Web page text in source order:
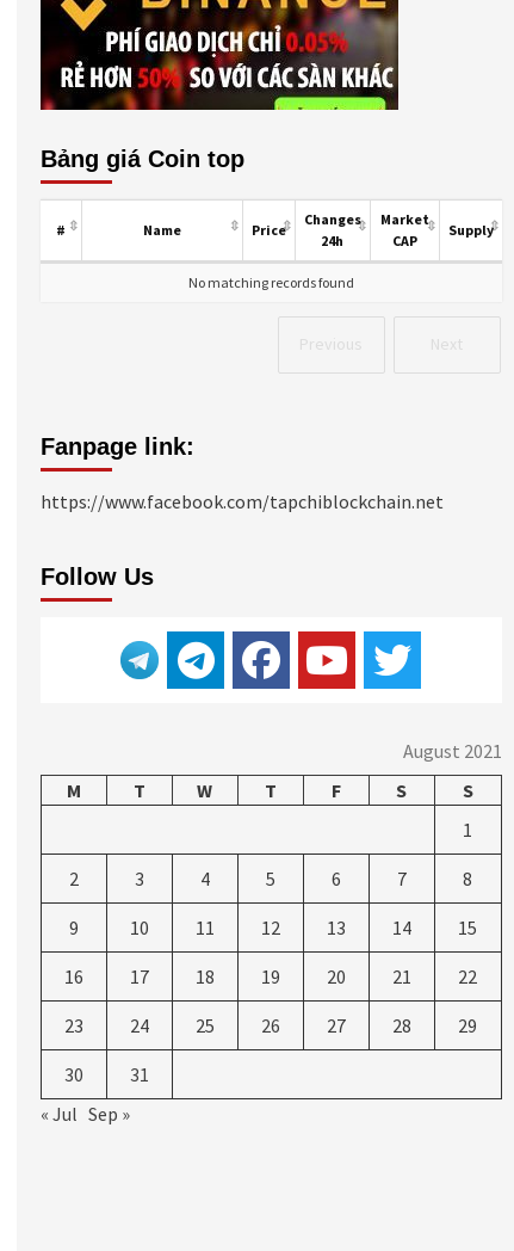
Bảng giá Coin top
Previous Next
# Name Price
Changes
24h
Market
CAP
Supply
No matching records found
Fanpage link:
https://www.facebook.com/tapchiblockchain.net
Follow Us
August 2021
M
T W T F S
S
1
2 3 4 5 6 7 8
9 10 11 12 13 14 15
16 17 18 19 20 21 22
23 24 25 26 27 28 29
30
31
« Jul Sep »